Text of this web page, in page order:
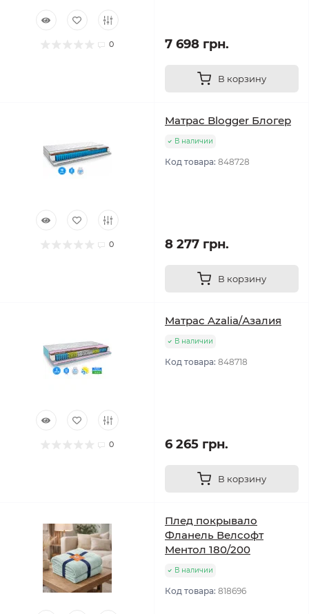
0 7 698 грн.
В корзину
0
Матрас Blogger Блогер
В наличии
Код товара: 848728
8 277 грн.
В корзину
0
Матрас Azalia/Азалия
В наличии
Код товара: 848718
6 265 грн.
В корзину
Плед покрывало
Фланель Велсофт
Ментол 180/200
В наличии
Код товара: 818696